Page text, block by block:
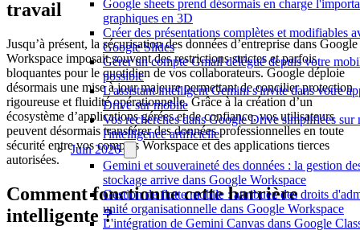
Google sheets prend désormais en charge
graphiques en 3D
Créer des présentations complètes et modifiables
Google Slides
Gérer un compte Gmail délégué depuis votre
possible
L'assistant intelligent Gemini s'invite dans votre
Drive sur mobile
Vos recherches dans Google Drive simplifiées sur
l'intelligence artificielle
Juin 2026
Gemini et souveraineté des données : la gestion
stockage arrive dans Google Workspace
Gestion de flotte mobile : attribuez des droits
unité organisationnelle dans Google Workspace
L'intégration de Gemini Canvas dans Google
travail
Jusqu’à présent, la sécurisation des données d’entreprise dans Google
Workspace imposait souvent des restrictions strictes et parfois
bloquantes pour le quotidien de vos collaborateurs. Google déploie
désormais une mise à jour majeure permettant de concilier protection
rigoureuse et fluidité opérationnelle. Grâce à la création d’un
écosystème d’applications gérées et de confiance, vos utilisateurs
peuvent désormais transférer des données professionnelles en toute
sécurité entre vos comptes Workspace et des applications tierces
autorisées.
Comment fonctionne cette barrière
intelligente ?